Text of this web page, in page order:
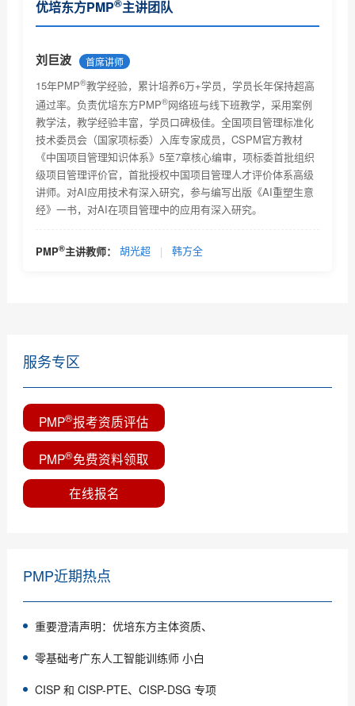
PMP认证基本常识了解
PMP®
报考条件及相关要求
PMP考试技巧及注意事项
PMP 考试未通过怎么办？
为什么PMP网络教育受欢迎
PMP网络教育的优势有哪些
选择PMP网络教育该留意哪些信息？
PMP培训项目危机处理，你是如何做的？
优培东方PMP 主讲团队
刘巨波 首席讲师
15年PMP®教学经验，累计培养6万+学员，学员长年保持超高
通过率。负责优培东方PMP®网络班与线下班教学，采用案例
教学法，教学经验丰富，学员口碑极佳。全国项目管理标准化
技术委员会（国家项标委）入库专家成员，CSPM官方教材
《中国项目管理知识体系》5至7章核心编审，项标委首批组织
级项目管理评价官，首批授权中国项目管理人才评价体系高级
讲师。对AI应用技术有深入研究，参与编写出版《AI重塑生意
经》一书，对AI在项目管理中的应用有深入研究。
PMP®主讲教师： 胡光超 | 韩方全
服务专区
PMP®报考资质评估
PMP®免费资料领取
在线报名
PMP近期热点
重要澄清声明：优培东方主体资质、
零基础考广东人工智能训练师 小白
CISP 和 CISP-PTE、CISP-DSG 专项